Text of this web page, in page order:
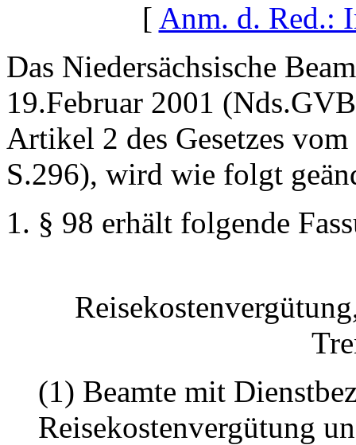
[ Anm. d. Red.:
Das Niedersächsische
19.Februar 2001
Artikel 2 des Gesetzes
S.296), wird wie folgt
§ 98 erhält folgende
(1) Beamte mit
Reisekostenvergütung